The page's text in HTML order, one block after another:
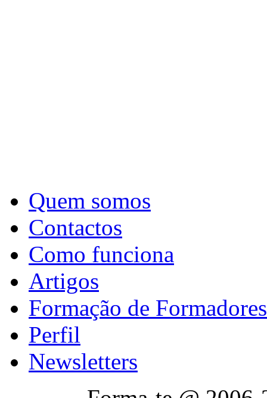
Quem somos
Contactos
Como funciona
Artigos
Formação de Formadores
Perfil
Newsletters